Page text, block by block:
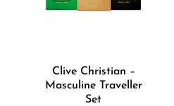
Clive Christian –
Masculine Traveller
Set